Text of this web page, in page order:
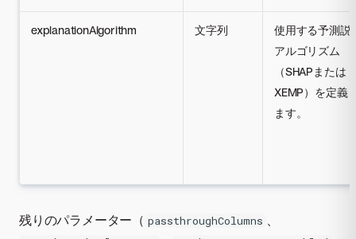
explanationAlgorithm 文字列
使用する予測説
アルゴリズム
（SHAPまたは
XEMP）を定義
ます。
残りのパラメーター（ passthroughColumns